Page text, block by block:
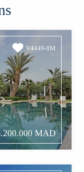
V4449-8M
MAD